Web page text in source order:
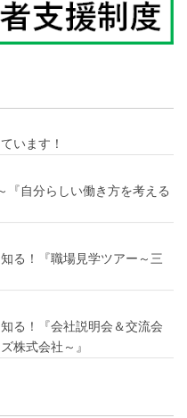
います！
『自分らしい働き方を考える
る！『職場見学ツアー～三
る！『会社説明会＆交流会
株式会社～』